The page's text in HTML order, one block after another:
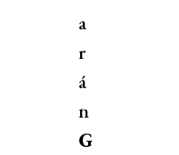
a
r
á
n
G